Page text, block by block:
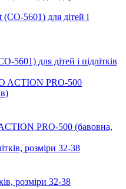
5601) для дітей і підлітків
PRO-500 (бавовна,
розміри 32-38